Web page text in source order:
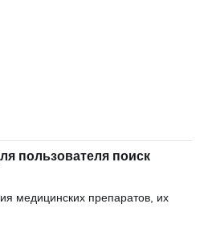
пользователя поиск
медицинских препаратов, их